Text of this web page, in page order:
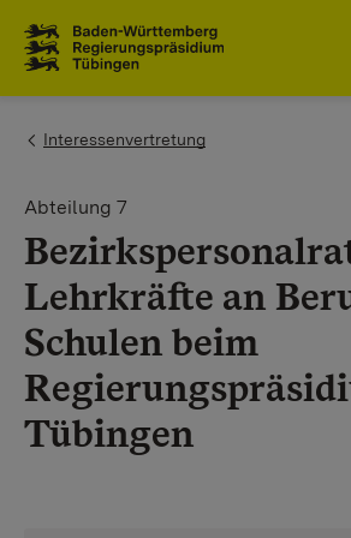
You are here:
Interessenvertretung
Abteilung 7
Lehrkräfte an
Schulen beim
Tübingen